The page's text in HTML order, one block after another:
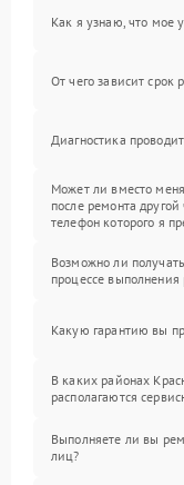
Как я узнаю, что мое
От чего зависит срок
Диагностика
Может ли вместо
после ремонта
телефон которого я
Возможно ли
процессе
Какую гарантию вы
В каких районах
располагаются
Выполняете ли вы
лиц?